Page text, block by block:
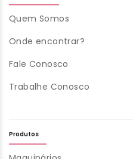
Quem Somos
Onde encontrar?
Fale Conosco
Trabalhe Conosco
Produtos